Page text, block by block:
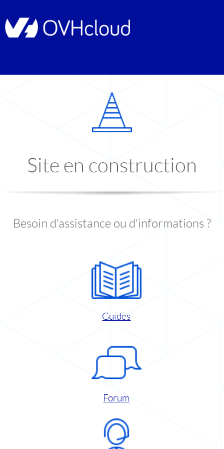
Site en construction
Besoin d'assistance ou d'informations ?
Guides
Forum